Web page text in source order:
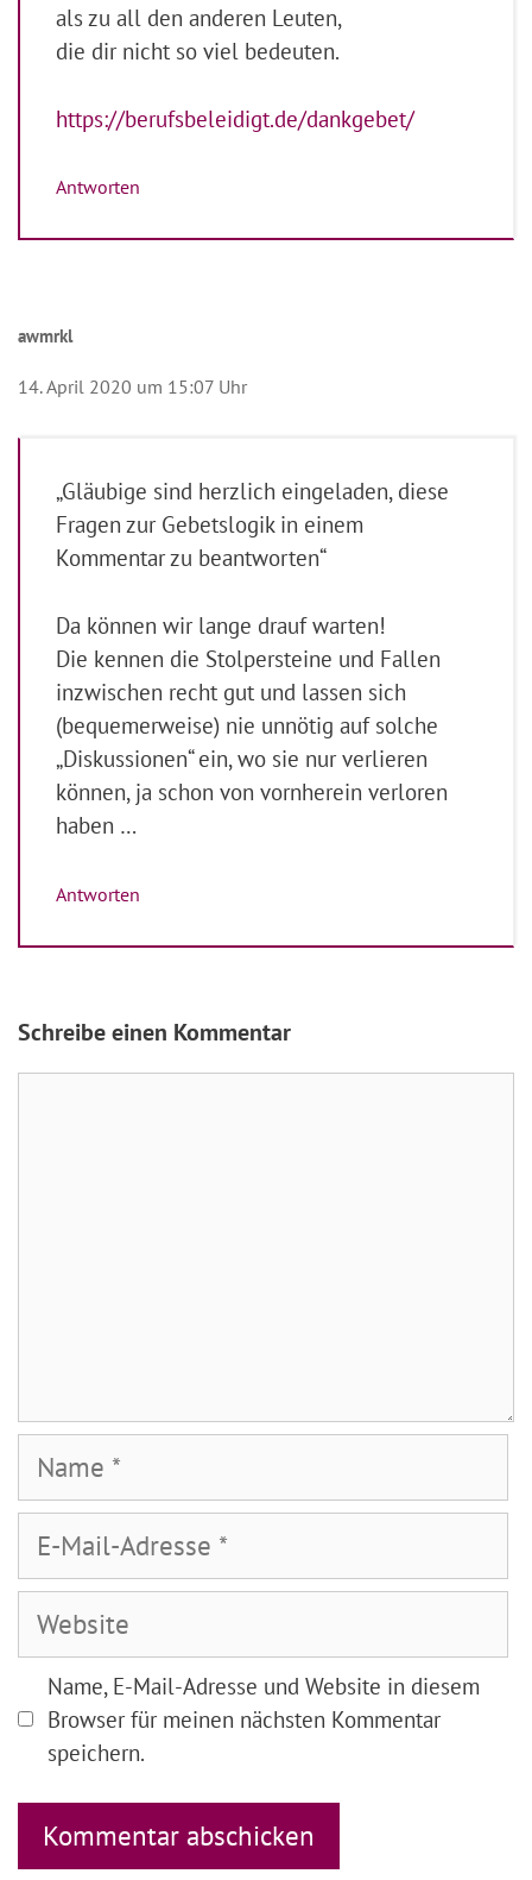
als zu all den anderen Leuten,
die dir nicht so viel bedeuten.
https://berufsbeleidigt.de/dankgebet/
Antworten
awmrkl
14. April 2020 um 15:07 Uhr
„Gläubige sind herzlich eingeladen, diese
Fragen zur Gebetslogik in einem
Kommentar zu beantworten“
Da können wir lange drauf warten!
Die kennen die Stolpersteine und Fallen
inzwischen recht gut und lassen sich
(bequemerweise) nie unnötig auf solche
„Diskussionen“ ein, wo sie nur verlieren
können, ja schon von vornherein verloren
haben …
Antworten
Schreibe einen Kommentar
Mail-
Adresse
Name, E-Mail-Adresse und Website in diesem
Browser für meinen nächsten Kommentar
speichern.